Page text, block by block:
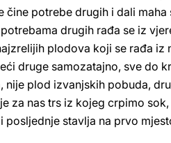
potrebe drugih i dali
drugih rađa se iz
plodova koji se rađa iz
druge samozatajno, sve do
plod izvanjskih pobuda,
za nas trs iz kojeg crpimo
posljednje stavlja na prvo